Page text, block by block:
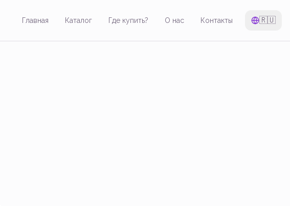
Главная Каталог Где купить? О нас Контакты 🇷🇺